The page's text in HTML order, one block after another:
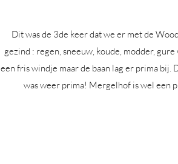
Dit was de 3de keer dat we er met de
gezind : regen, sneeuw, koude, modder,
een fris windje maar de baan lag er prima bij.
was weer prima! Mergelhof is wel een